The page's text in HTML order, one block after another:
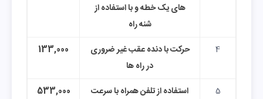
های یک خطه و با استفاده از
شنه راه
4
حرکت با دنده عقب غیر ضروری
در راه ها
133,000
5
استفاده از تلفن همراه با سرعت
533,000